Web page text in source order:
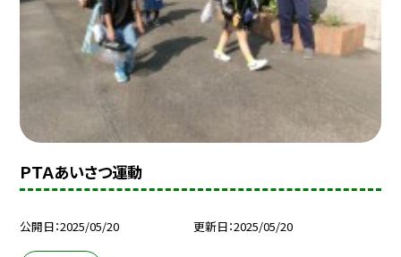
ＰＴＡあいさつ運動
公開日 2025/05/20 更新日 2025/05/20